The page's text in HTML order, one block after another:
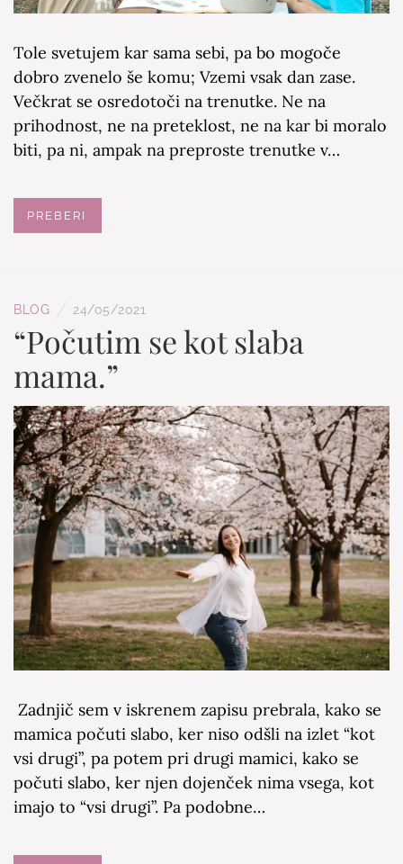
Tole svetujem kar sama sebi, pa bo mogoče
dobro zvenelo še komu; Vzemi vsak dan zase.
Večkrat se osredotoči na trenutke. Ne na
prihodnost, ne na preteklost, ne na kar bi moralo
biti, pa ni, ampak na preproste trenutke v…
PREBERI
BLOG 24/05/2021
“Počutim se kot slaba
mama.”
Zadnjič sem v iskrenem zapisu prebrala, kako se
mamica počuti slabo, ker niso odšli na izlet “kot
vsi drugi”, pa potem pri drugi mamici, kako se
počuti slabo, ker njen dojenček nima vsega, kot
imajo to “vsi drugi”. Pa podobne…